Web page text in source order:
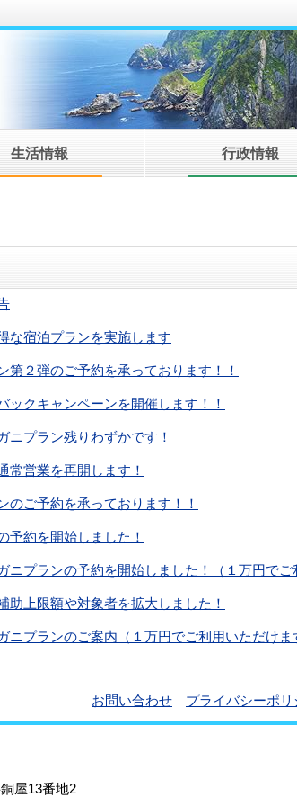
生活情報 行政情報
な宿泊プランを実施します
第２弾のご予約を承っております！！
ックキャンペーンを開催します！！
ニプラン残りわずかです！
常営業を再開します！
のご予約を承っております！！
予約を開始しました！
ニプランの予約を開始しました！（１万円でご
助上限額や対象者を拡大しました！
ニプランのご案内（１万円でご利用いただけま
お問い合わせ プライバシーポリ
屋13番地2